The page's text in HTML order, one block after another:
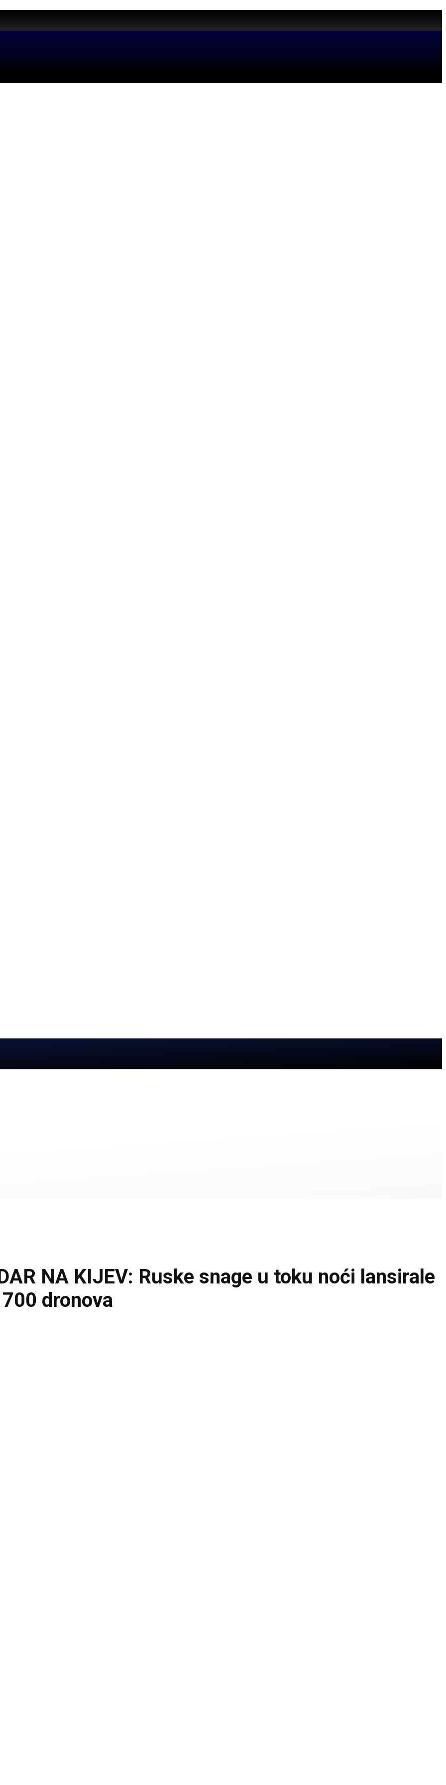
NA KIJEV: Ruske snage u toku noći lansirale
dronova